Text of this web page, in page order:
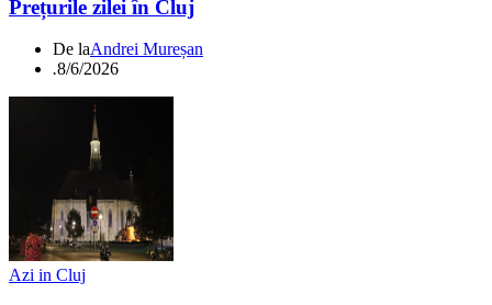
Prețurile zilei în Cluj
De laAndrei Mureșan
.8/6/2026
Azi in Cluj